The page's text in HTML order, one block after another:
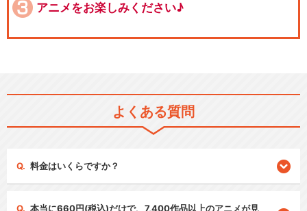
アニメをお楽しみください♪
よくある質問
料金はいくらですか？
本当に660円(税込)だけで、7,400作品以上のアニメが見